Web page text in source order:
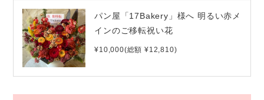
パン屋「17Bakery」様へ 明るい赤メ
インのご移転祝い花
¥10,000(総額 ¥12,810)